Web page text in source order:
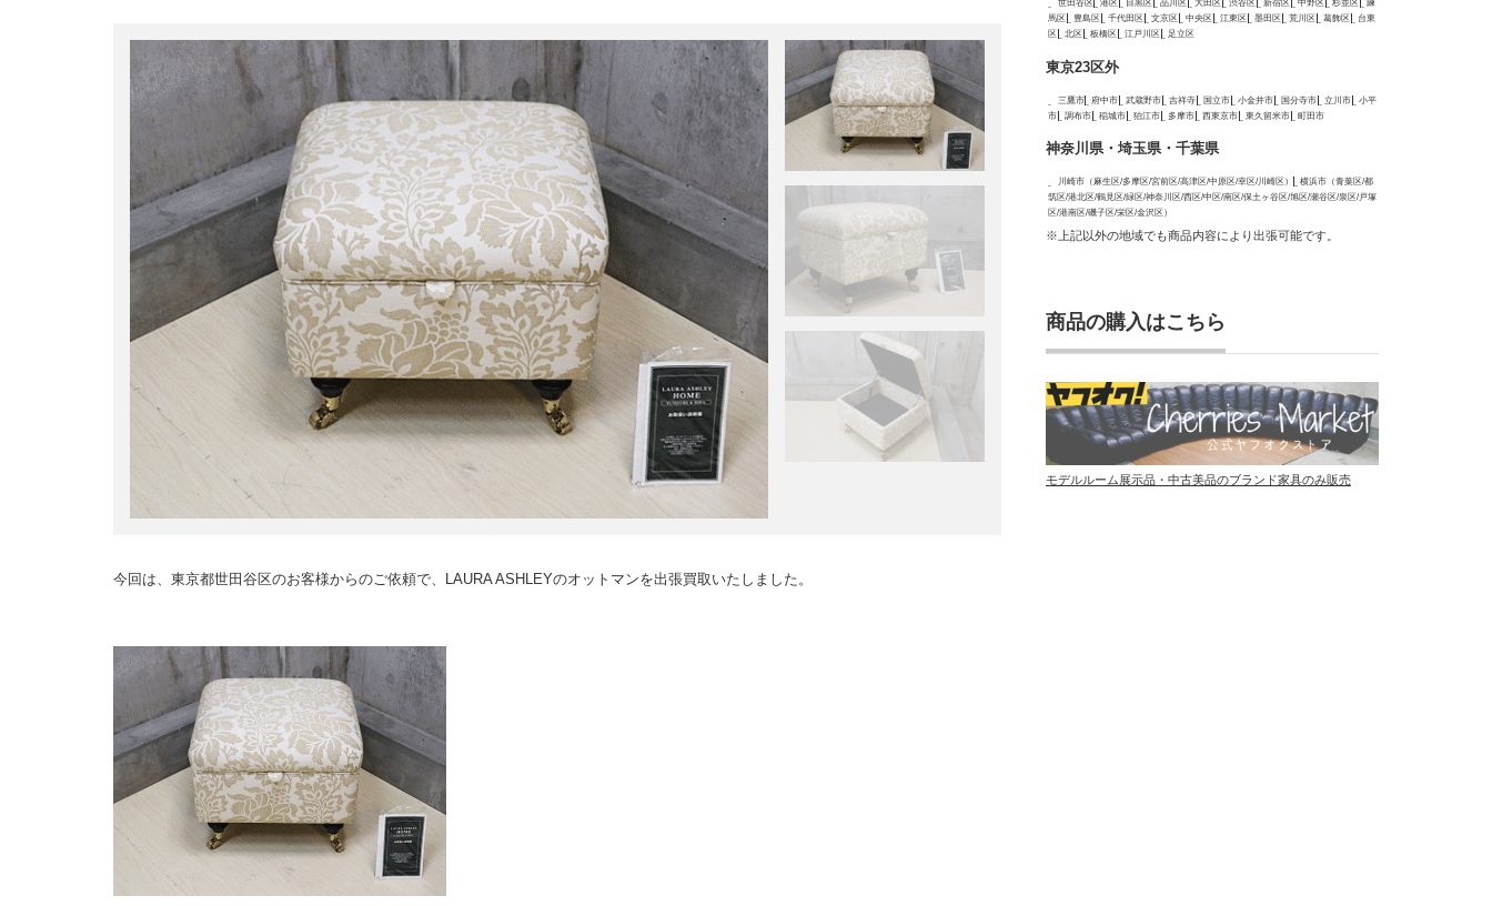
今回は、東京都世田谷区のお客様からのご依頼で、LAURA ASHLEYのオットマンを出張買取いたしました。
世田谷区 港区 目黒区 品川区 大田区 渋谷区 新宿区 中野区 杉並区
練
馬区
豊島区 千代田区 文京区 中央区 江東区 墨田区 荒川区 葛飾区
台東
区
北区 板橋区 江戸川区 足立区
東京23区外
三鷹市 府中市 武蔵野市 吉祥寺 国立市 小金井市 国分寺市 立川市
小平
市
調布市 稲城市 狛江市 多摩市 西東京市 東久留米市 町田市
神奈川県・埼玉県・千葉県
川崎市（麻生区/多摩区/宮前区/高津区/中原区/幸区/川崎区）
横浜市（青葉区/都
筑区/港北区/鶴見区/緑区/神奈川区/西区/中区/南区/保土ヶ谷区/旭区/瀬谷区/泉区/戸塚
区/港南区/磯子区/栄区/金沢区）
※上記以外の地域でも商品内容により出張可能です。
商品の購入はこちら
モデルルーム展示品・中古美品のブランド家具のみ販売